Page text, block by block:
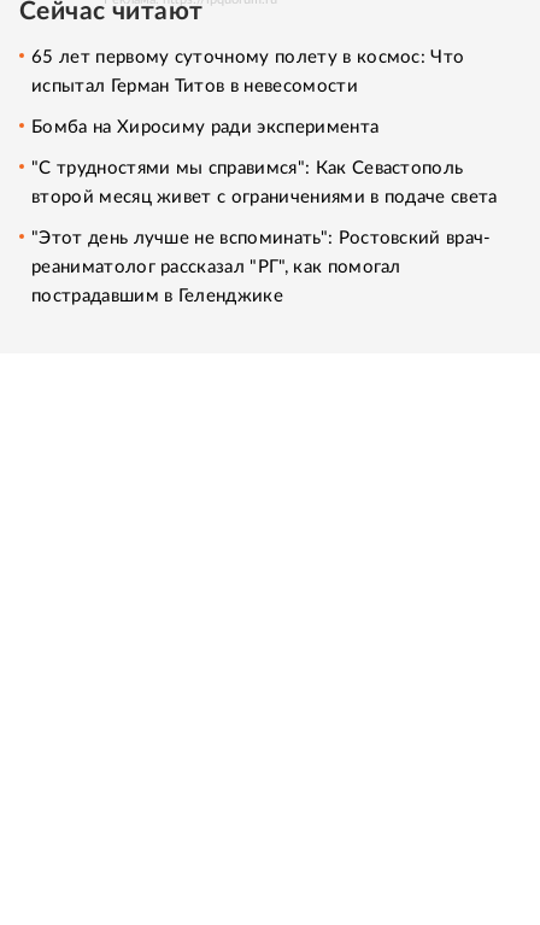
Сейчас читают
65 лет первому суточному полету в космос: Что
испытал Герман Титов в невесомости
Бомба на Хиросиму ради эксперимента
"С трудностями мы справимся": Как Севастополь
второй месяц живет с ограничениями в подаче света
"Этот день лучше не вспоминать": Ростовский врач-
реаниматолог рассказал "РГ", как помогал
пострадавшим в Геленджике